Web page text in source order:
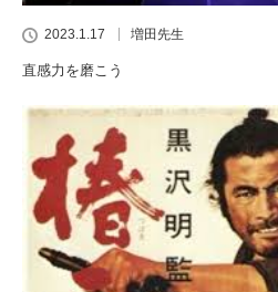
2023.1.17 増田先生
直感力を磨こう